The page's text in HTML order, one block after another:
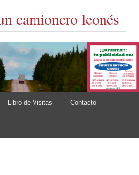
camionero leonés
Libro de Visitas Contacto